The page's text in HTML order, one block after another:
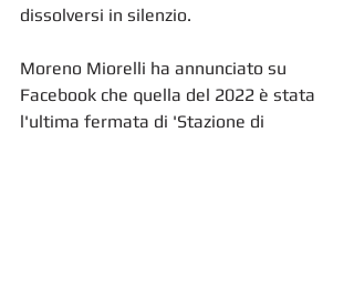
dissolversi in silenzio.
Moreno Miorelli ha annunciato su
Facebook che quella del 2022 è stata
l'ultima fermata di 'Stazione di